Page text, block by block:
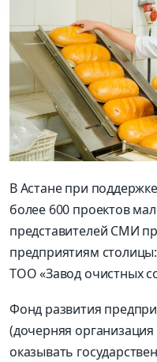
В Астане при
более 600 проектов
представителей СМИ
предприятиям
ТОО «Завод очистных
Фонд развития
(дочерняя
оказывать